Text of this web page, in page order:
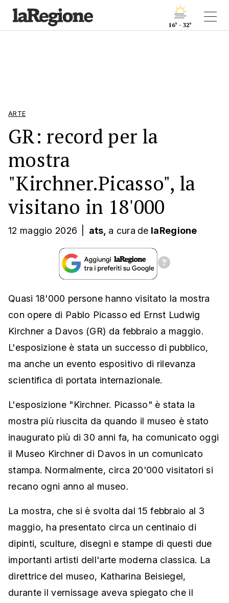
16° - 32°
ARTE
GR: record per la
mostra
"Kirchner.Picasso", la
visitano in 18'000
12 maggio 2026 ats, a cura de laRegione
Quasi 18'000 persone hanno visitato la mostra
con opere di Pablo Picasso ed Ernst Ludwig
Kirchner a Davos (GR) da febbraio a maggio.
L'esposizione è stata un successo di pubblico,
ma anche un evento espositivo di rilevanza
scientifica di portata internazionale.
L'esposizione "Kirchner. Picasso" è stata la
mostra più riuscita da quando il museo è stato
inaugurato più di 30 anni fa, ha comunicato oggi
il Museo Kirchner di Davos in un comunicato
stampa. Normalmente, circa 20'000 visitatori si
recano ogni anno al museo.
La mostra, che si è svolta dal 15 febbraio al 3
maggio, ha presentato circa un centinaio di
dipinti, sculture, disegni e stampe di questi due
importanti artisti dell'arte moderna classica. La
direttrice del museo, Katharina Beisiegel,
durante il vernissage aveva spiegato che il